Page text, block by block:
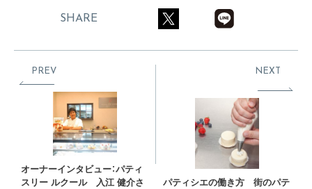
SHARE
PREV
オーナーインタビュー：パティ
スリー ルクール 入江 健介さ
NEXT
パティシエの働き方 街のパテ